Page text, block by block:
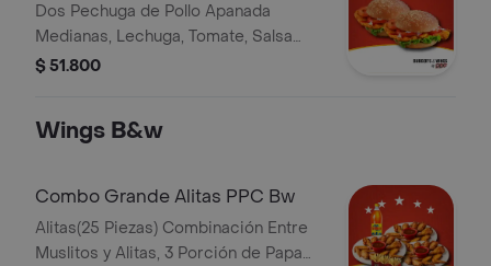
Dos Pechuga de Pollo Apanada
Medianas, Lechuga, Tomate, Salsa
BBQ Salsa de la Casa, Papa Francesa,
$ 51.800
Wings B&w
Combo Grande Alitas PPC Bw
Alitas(25 Piezas) Combinación Entre
Muslitos y Alitas, 3 Porción de Papa